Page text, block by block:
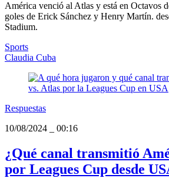
América venció al Atlas y está en Octavos
goles de Erick Sánchez y Henry Martín.
Stadium.
Sports
Claudia Cuba
Respuestas
10/08/2024
00:16
¿Qué canal transmitió
por Leagues Cup desde